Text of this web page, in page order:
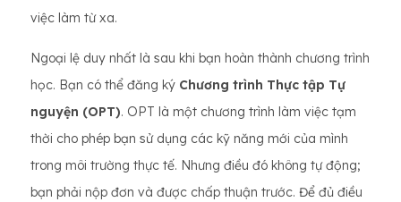
việc làm từ xa.
Ngoại lệ duy nhất là sau khi bạn hoàn thành chương trình
học. Bạn có thể đăng ký Chương trình Thực tập Tự
nguyện (OPT). OPT là một chương trình làm việc tạm
thời cho phép bạn sử dụng các kỹ năng mới của mình
trong môi trường thực tế. Nhưng điều đó không tự động;
bạn phải nộp đơn và được chấp thuận trước. Để đủ điều